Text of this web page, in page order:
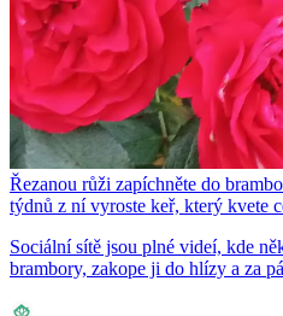
Řezanou růži zapíchněte do
týdnů z ní vyroste keř, který kvete
Sociální sítě jsou plné videí, kde
brambory, zakope ji do hlízy a za